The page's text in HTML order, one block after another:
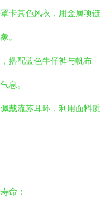
卡其色风衣，用金属项链
。
搭配蓝色牛仔裤与帆布
息。
戴流苏耳环，利用面料质
命：